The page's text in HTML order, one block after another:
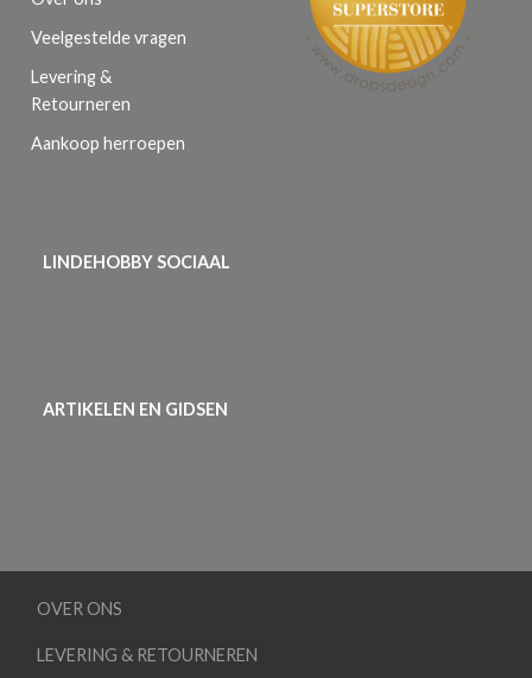
Veelgestelde vragen
Levering &
Retourneren
Aankoop herroepen
LINDEHOBBY SOCIAAL
ARTIKELEN EN GIDSEN
OVER ONS
LEVERING & RETOURNEREN